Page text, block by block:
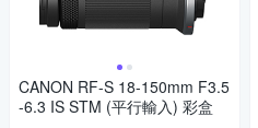
CANON RF-S 18-150mm F3.5
-6.3 IS STM (平行輸入) 彩盒